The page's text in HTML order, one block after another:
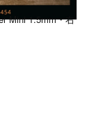
Mini 1.5mm・右